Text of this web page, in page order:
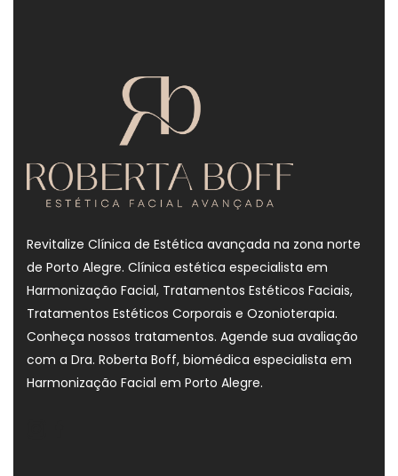
Revitalize Clínica de Estética avançada na zona norte
de Porto Alegre. Clínica estética especialista em
Harmonização Facial, Tratamentos Estéticos Faciais,
Tratamentos Estéticos Corporais e Ozonioterapia.
Conheça nossos tratamentos. Agende sua avaliação
com a Dra. Roberta Boff, biomédica especialista em
Harmonização Facial em Porto Alegre.